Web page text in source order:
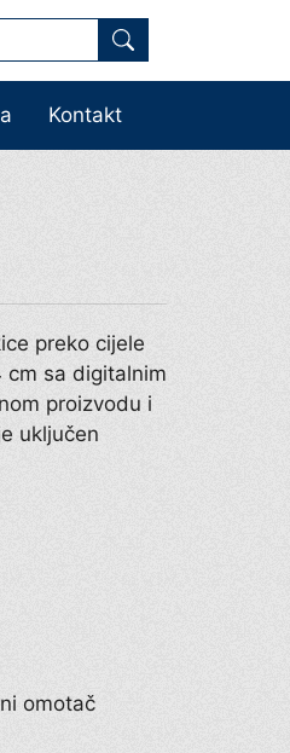
Kontakt
preko cijele
cm sa digitalnim
proizvodu i
uključen
omotač